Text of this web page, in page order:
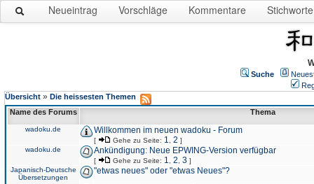
Neueintrag Vorschläge Kommentare Stichworte
Suche
Übersicht » Die heissesten Themen
Name des Forums
Thema
wadoku.de Willkommen im neuen wadoku - Forum
[ Gehe zu Seite: 1 2 ]
wadoku.de
Ankündigung: Neue EPWING-Version verfügbar
[ Gehe zu Seite: 1 2 3 ]
Japanisch-Deutsche
Übersetzungen
"etwas neues" oder "etwas Neues"?